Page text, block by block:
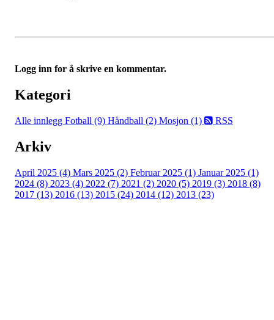
Logg inn for å skrive en kommentar.
Kategori
Alle innlegg Fotball (9) Håndball (2) Mosjon (1) RSS
Arkiv
April 2025 (4) Mars 2025 (2) Februar 2025 (1) Januar 2025 (1)
2024 (8) 2023 (4) 2022 (7) 2021 (2) 2020 (5) 2019 (3) 2018 (8)
2017 (13) 2016 (13) 2015 (24) 2014 (12) 2013 (23)